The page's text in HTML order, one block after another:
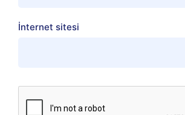
İnternet sitesi